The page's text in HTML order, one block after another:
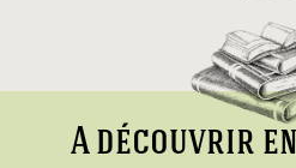
A découvrir